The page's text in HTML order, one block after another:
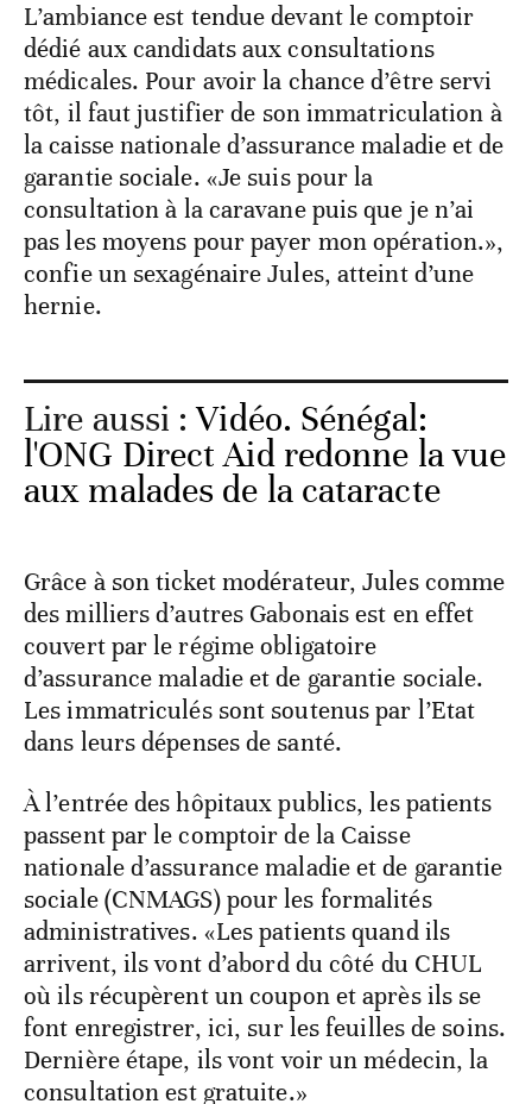
L’ambiance est tendue devant le comptoir
dédié aux candidats aux consultations
médicales. Pour avoir la chance d’être servi
tôt, il faut justifier de son immatriculation à
la caisse nationale d’assurance maladie et de
garantie sociale. «Je suis pour la
consultation à la caravane puis que je n’ai
pas les moyens pour payer mon opération.»,
confie un sexagénaire Jules, atteint d’une
hernie.
Lire aussi :Vidéo. Sénégal:
l'ONG Direct Aid redonne la vue
aux malades de la cataracte
Grâce à son ticket modérateur, Jules comme
des milliers d’autres Gabonais est en effet
couvert par le régime obligatoire
d’assurance maladie et de garantie sociale.
Les immatriculés sont soutenus par l’Etat
dans leurs dépenses de santé.
À l’entrée des hôpitaux publics, les patients
passent par le comptoir de la Caisse
nationale d’assurance maladie et de garantie
sociale (CNMAGS) pour les formalités
administratives. «Les patients quand ils
arrivent, ils vont d’abord du côté du CHUL
où ils récupèrent un coupon et après ils se
font enregistrer, ici, sur les feuilles de soins.
Dernière étape, ils vont voir un médecin, la
consultation est gratuite.»